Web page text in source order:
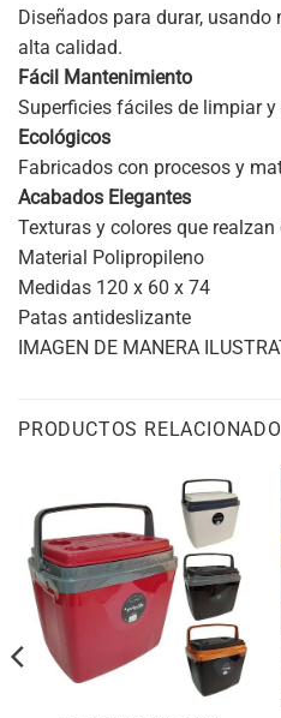
Diseñados para durar,
alta calidad.
Fácil Mantenimiento
Superficies fáciles de limpiar y
Ecológicos
Fabricados con procesos y
Acabados Elegantes
Texturas y colores que
Material Polipropileno
Medidas 120 x 60 x 74
Patas antideslizante
IMAGEN DE MANERA
PRODUCTOS